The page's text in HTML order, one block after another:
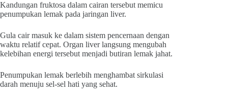
Kandungan fruktosa dalam cairan tersebut memicu
penumpukan lemak pada jaringan liver.
Gula cair masuk ke dalam sistem pencernaan dengan
waktu relatif cepat. Organ liver langsung mengubah
kelebihan energi tersebut menjadi butiran lemak jahat.
Penumpukan lemak berlebih menghambat sirkulasi
darah menuju sel-sel hati yang sehat.